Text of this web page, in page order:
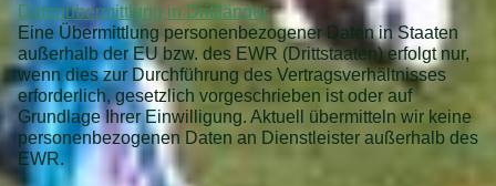
Datenübermittlung in Drittländer
Eine Übermittlung personenbezogener Daten in Staaten
außerhalb der EU bzw. des EWR (Drittstaaten) erfolgt nur,
wenn dies zur Durchführung des Vertragsverhältnisses
erforderlich, gesetzlich vorgeschrieben ist oder auf
Grundlage Ihrer Einwilligung. Aktuell übermitteln wir keine
personenbezogenen Daten an Dienstleister außerhalb des
EWR.